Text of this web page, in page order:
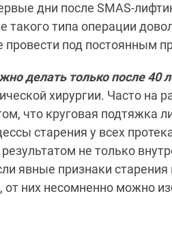
дни после SMAS-
такого типа операции
под постоянным
делать только после 40
хирургии. Часто на
что круговая подтяжка
старения у всех
не только
явные признаки
них несомненно можно